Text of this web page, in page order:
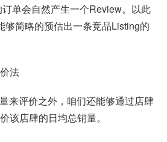
单会自然产生一个Review。以此
够简略的预估出一条竞品Listing的
法
来评价之外，咱们还能够通过店肆
该店肆的日均总销量。